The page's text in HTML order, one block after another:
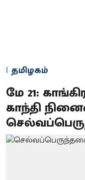
தமிழகம்
மே 21:
காந்தி